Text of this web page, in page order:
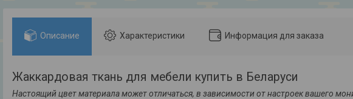
Описание Характеристики Информация для заказа
Жаккардовая ткань для мебели купить в Беларуси
Настоящий цвет материала может отличаться, в зависимости от настроек вашего